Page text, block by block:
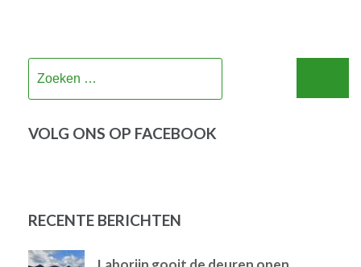
VOLG ONS OP FACEBOOK
RECENTE BERICHTEN